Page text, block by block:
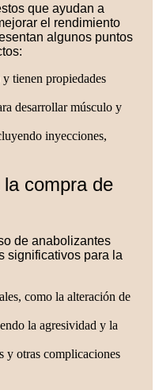
que ayudan a
el rendimiento
algunos puntos
y tienen propiedades
desarrollar músculo y
inyecciones,
compra de
de anabolizantes
significativos para la
como la alteración de
la agresividad y la
y otras complicaciones